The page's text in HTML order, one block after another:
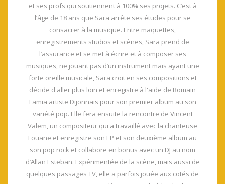
et ses profs qui soutiennent à 100% ses projets. C’est à
l’âge de 18 ans que Sara arrête ses études pour se
consacrer à la musique. Entre maquettes,
enregistrements studios et scènes, Sara prend de
l’assurance et se met à écrire et à composer ses
musiques, ne jouant pas d’un instrument mais ayant une
forte oreille musicale, Sara croit en ses compositions et
décide d'aller plus loin et enregistre à l'aide de Romain
Lamia artiste Dijonnais pour son premier album au son
variété pop. Elle fera ensuite la rencontre de Vincent
Valem, un compositeur qui a travaillé avec la chanteuse
Louane et enregistre son EP et son deuxième album au
son pop rock et collabore en bonus avec un DJ au nom
d’Allan Esteban. Expérimentée de la scène, mais aussi de
quelques passages TV, elle a parfois jouée aux cotés de